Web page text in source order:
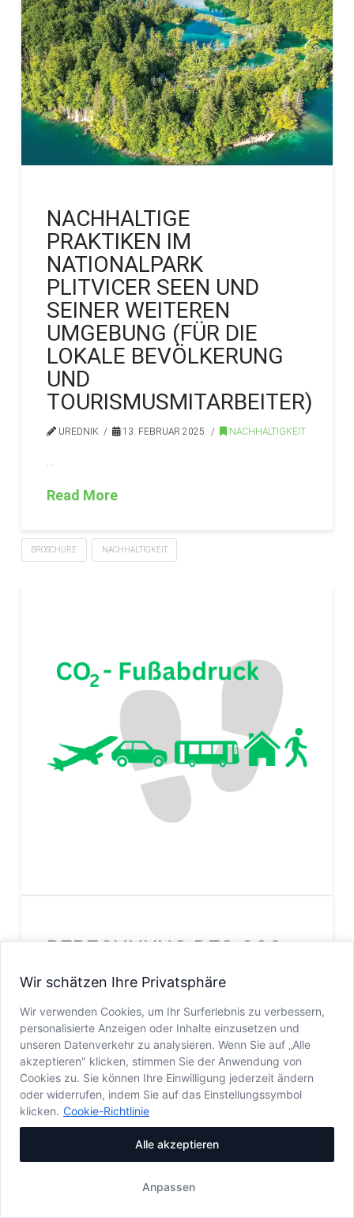
Wir schätzen Ihre Privatsphäre
Wir verwenden Cookies, um Ihr Surferlebnis zu verbessern,
personalisierte Anzeigen oder Inhalte einzusetzen und
unseren Datenverkehr zu analysieren. Wenn Sie auf „Alle
akzeptieren" klicken, stimmen Sie der Anwendung von
Cookies zu. Sie können Ihre Einwilligung jederzeit ändern
oder widerrufen, indem Sie auf das Einstellungssymbol
klicken. Cookie-Richtlinie
Anpassen
Alle akzeptieren
NACHHALTIGE
PRAKTIKEN IM
NATIONALPARK
PLITVICER SEEN UND
SEINER WEITEREN
UMGEBUNG (FÜR DIE
LOKALE BEVÖLKERUNG
UND
TOURISMUSMITARBEITER)
UREDNIK 13. FEBRUAR 2025. NACHHALTIGKEIT
Read More
BROSCHURE NACHHALTIGKEIT
BERECHNUNG DES CO2-
FUSSABDRUCKS
…
Read More
CO2-FUSSABDRUCKS KLIMA